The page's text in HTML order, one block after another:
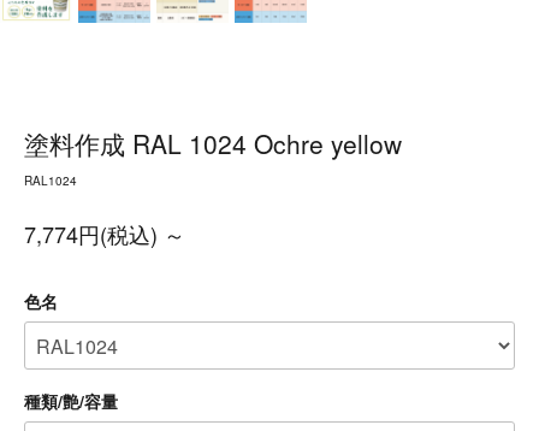
塗料作成 RAL 1024 Ochre yellow
RAL1024
7,774円(税込) ～
色名
種類/艶/容量